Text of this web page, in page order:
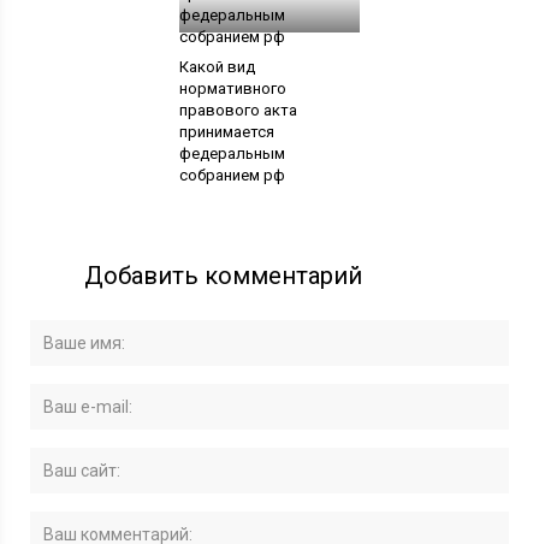
Какой вид
нормативного
правового акта
принимается
федеральным
собранием рф
Добавить комментарий